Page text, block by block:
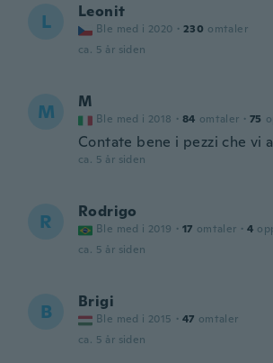
L Leonit
Ble med i 2020 · 230 omtaler
ca. 5 år siden
M M
Ble med i 2018 · 84 omtaler · 75
Contate bene i pezzi che vi
ca. 5 år siden
R Rodrigo
Ble med i 2019 · 17 omtaler · 4
ca. 5 år siden
B Brigi
Ble med i 2015 · 47 omtaler
ca. 5 år siden